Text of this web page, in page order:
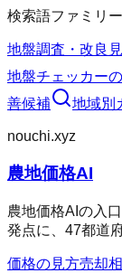
検索語ファミリー
地盤調査・改良
地盤チェッカー
善候補
地域別
nouchi.xyz
農地価格AI
農地価格AIの入
発点に、47都道
価格の見方売却